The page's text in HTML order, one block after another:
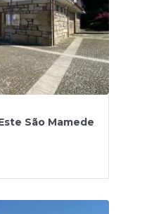
São Mamede